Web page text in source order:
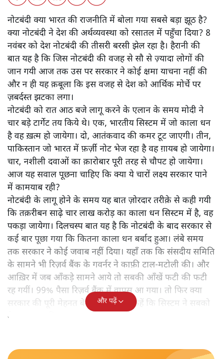
नोटबंदी क्या भारत की राजनीति में बोला गया सबसे बड़ा झूठ है?
क्या नोटबंदी ने देश की अर्थव्यवस्था को रसातल में पहुँचा दिया? 8
नवंबर को देश नोटबंदी की तीसरी बरसी झेल रहा है। हैरानी की
बात यह है कि जिस नोटबंदी की वजह से सौ से ज़्यादा लोगों की
जान गयी आज तक उस पर सरकार ने कोई क्षमा याचना नहीं की
और न ही यह क़बूला कि इस वजह से देश को आर्थिक मोर्चे पर
ज़बर्दस्त झटका लगा।
नोटबंदी को रात आठ बजे लागू करने के एलान के समय मोदी ने
चार बड़े टार्गेट तय किये थे। एक, भारतीय सिस्टम में जो काला धन
है वह ख़त्म हो जायेगा। दो, आतंकवाद की कमर टूट जाएगी। तीन,
पाकिस्तान जो भारत में फ़र्ज़ी नोट भेज रहा है वह ग़ायब हो जायेगा।
चार, नशीली दवाओं का क़ारोबार पूरी तरह से चौपट हो जायेगा।
आज यह सवाल पूछना चाहिए कि क्या ये चारों लक्ष्य सरकार पाने
में कामयाब रही?
नोटबंदी के लागू होने के समय यह बात ज़ोरदार तरीक़े से कही गयी
कि तक़रीबन साढ़े चार लाख करोड़ का काला धन सिस्टम में है, वह
पकड़ा जायेगा। दिलचस्प बात यह है कि नोटबंदी के बाद सरकार से
कई बार पूछा गया कि कितना काला धन बर्बाद हुआ। लंबे समय
तक सरकार ने कोई जवाब नहीं दिया। यहाँ तक कि संसदीय समिति
के सामने भी रिज़र्व बैंक के गवर्नर ने काफ़ी टाल-मटोली की। और
आख़िर में जब आँकड़े सामने आये तो सबकी आँखें फटी की फटी
रह गयीं। 99% पैसा रिज़र्व बैंक में वापस आ गया। तो फिर क्या
सरकार की पूरी मेहनत बेकार गयी या यूँ कहें कि सिस्टम ने सबको
बेवक़ूफ़ बना दिया?
और पढ़ें